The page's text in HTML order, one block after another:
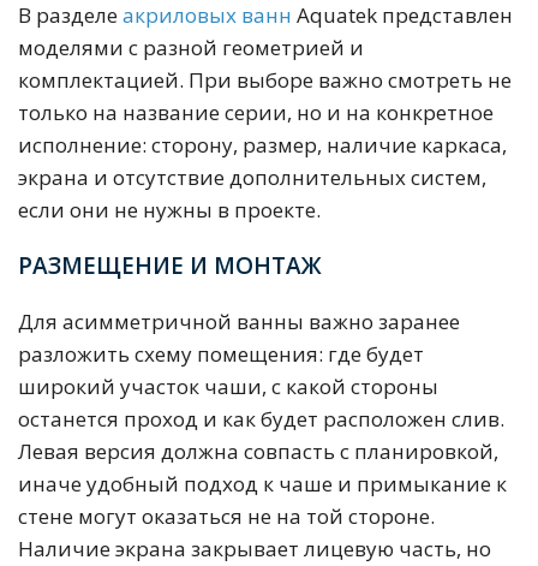
В разделеакриловых ванн Aquatek представлен
моделями с разной геометрией и
комплектацией. При выборе важно смотреть не
только на название серии, но и на конкретное
исполнение: сторону, размер, наличие каркаса,
экрана и отсутствие дополнительных систем,
если они не нужны в проекте.
РАЗМЕЩЕНИЕ И МОНТАЖ
Для асимметричной ванны важно заранее
разложить схему помещения: где будет
широкий участок чаши, с какой стороны
останется проход и как будет расположен слив.
Левая версия должна совпасть с планировкой,
иначе удобный подход к чаше и примыкание к
стене могут оказаться не на той стороне.
Наличие экрана закрывает лицевую часть, но